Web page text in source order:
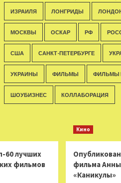
ИЗРАИЛЯ ЛОНГРИДЫ
МОСКВЫ ОСКАР РФ
США САНКТ-ПЕТЕРБУРГЕ
УКРАИНЫ ФИЛЬМЫ ФИЛЬМЫ
ШОУБИЗНЕС КОЛЛАБОРАЦИЯ
60 лучших
фильмов
Кино
фильма
«Каникулы»